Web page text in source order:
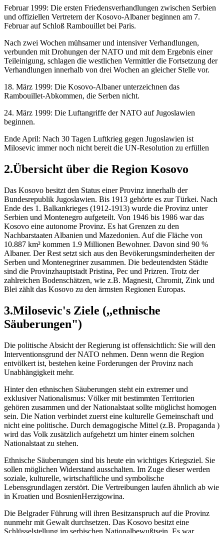
Februar 1999: Die ersten Friedensverhandlungen zwischen Serbien
und offiziellen Vertretern der Kosovo-Albaner beginnen am 7.
Februar auf Schloß Rambouillet bei Paris.
Nach zwei Wochen mühsamer und intensiver Verhandlungen,
verbunden mit Drohungen der NATO und mit dem Ergebnis einer
Teileinigung, schlagen die westlichen Vermittler die Fortsetzung der
Verhandlungen innerhalb von drei Wochen an gleicher Stelle vor.
18. März 1999: Die Kosovo-Albaner unterzeichnen das
Rambouillet-Abkommen, die Serben nicht.
24. März 1999: Die Luftangriffe der NATO auf Jugoslawien
beginnen.
Ende April: Nach 30 Tagen Luftkrieg gegen Jugoslawien ist
Milosevic immer noch nicht bereit die UN-Resolution zu erfüllen
2.Übersicht über die Region Kosovo
Das Kosovo besitzt den Status einer Provinz innerhalb der
Bundesrepublik Jugoslawien. Bis 1913 gehörte es zur Türkei. Nach
Ende des 1. Balkankrieges (1912-1913) wurde die Provinz unter
Serbien und Montenegro aufgeteilt. Von 1946 bis 1986 war das
Kosovo eine autonome Provinz. Es hat Grenzen zu den
Nachbarstaaten Albanien und Mazedonien. Auf die Fläche von
10.887 km² kommen 1.9 Millionen Bewohner. Davon sind 90 %
Albaner. Der Rest setzt sich aus den Bevökerungsminderheiten der
Serben und Montenegriner zusammen. Die bedeutendsten Städte
sind die Provinzhauptstadt Pristina, Pec und Prizren. Trotz der
zahlreichen Bodenschätzen, wie z.B. Magnesit, Chromit, Zink und
Blei zählt das Kosovo zu den ärmsten Regionen Europas.
3.Milosevic's Ziele (,,ethnische
Säuberungen")
Die politische Absicht der Regierung ist offensichtlich: Sie will den
Interventionsgrund der NATO nehmen. Denn wenn die Region
entvölkert ist, bestehen keine Forderungen der Provinz nach
Unabhängigkeit mehr.
Hinter den ethnischen Säuberungen steht ein extremer und
exklusiver Nationalismus: Völker mit bestimmten Territorien
gehören zusammen und der Nationalstaat sollte möglichst homogen
sein. Die Nation verbindet zuerst eine kulturelle Gemeinschaft und
nicht eine politische. Durch demagogische Mittel (z.B. Propaganda )
wird das Volk zusätzlich aufgehetzt um hinter einem solchen
Nationalstaat zu stehen.
Ethnische Säuberungen sind bis heute ein wichtiges Kriegsziel. Sie
sollen möglichen Widerstand ausschalten. Im Zuge dieser werden
soziale, kulturelle, wirtschaftliche und symbolische
Lebensgrundlagen zerstört. Die Vertreibungen laufen ähnlich ab wie
in Kroatien und BosnienHerzigowina.
Die Belgrader Führung will ihren Besitzanspruch auf die Provinz
nunmehr mit Gewalt durchsetzen. Das Kosovo besitzt eine
Schlüsselstellung im serbischen Nationalbewußtsein. Es war